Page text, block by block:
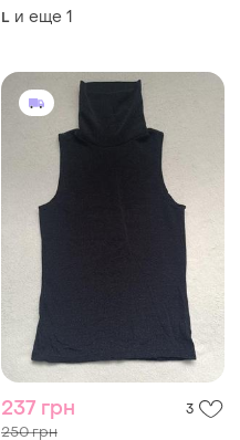
L и еще 1
237 грн 3
250 грн